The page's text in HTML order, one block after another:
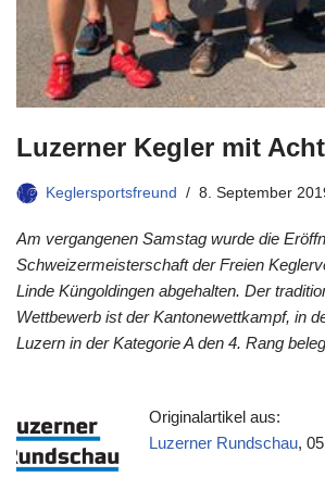
Luzerner Kegler mit
Keglersportsfreund 8. September
Am vergangenen Samstag wurde die
Schweizermeisterschaft der Freien
Linde Küngoldingen abgehalten. Der
Wettbewerb ist der Kantonewettkampf, in
Luzern in der Kategorie A den 4. Rang
Originalartikel aus:
Luzerner Rundschau,